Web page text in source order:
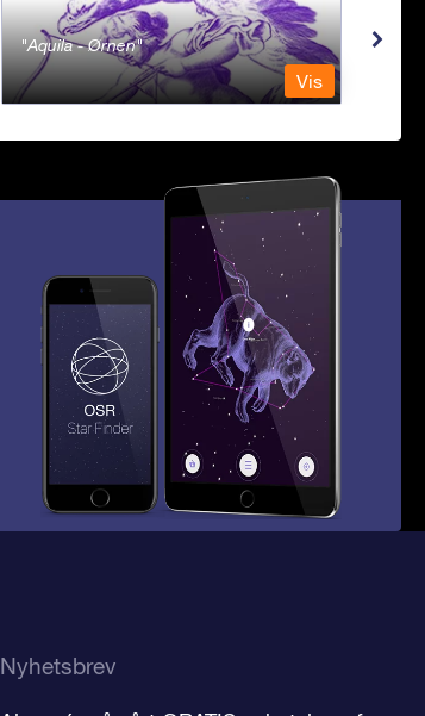
Aquila - Ørnen
Vis
Nyhetsbrev